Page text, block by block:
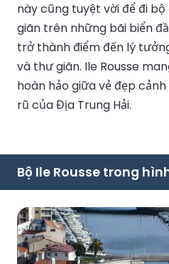
này cũng tuyệt vời để đi
giãn trên những bãi biển
trở thành điểm đến lý
và thư giãn. Ile Rousse
hoàn hảo giữa vẻ đẹp
rũ của Địa Trung Hải.
Bộ Ile Rousse trong